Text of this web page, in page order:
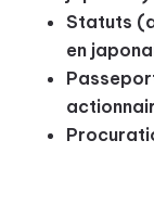
Statuts
en